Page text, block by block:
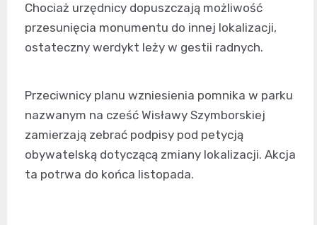
Chociaż urzędnicy dopuszczają możliwość
przesunięcia monumentu do innej lokalizacji,
ostateczny werdykt leży w gestii radnych.
Przeciwnicy planu wzniesienia pomnika w parku
nazwanym na cześć Wisławy Szymborskiej
zamierzają zebrać podpisy pod petycją
obywatelską dotyczącą zmiany lokalizacji. Akcja
ta potrwa do końca listopada.